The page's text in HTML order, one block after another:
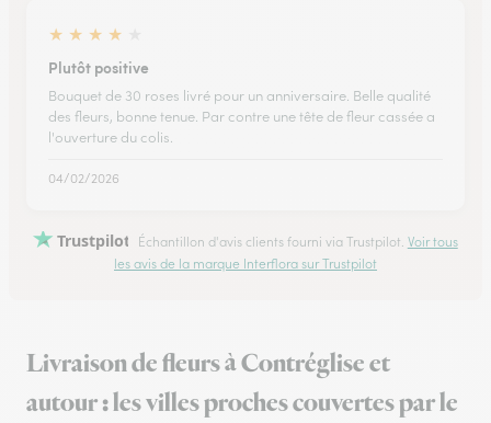
★ ★ ★ ★
Plutôt positive
Bouquet de 30 roses livré pour un anniversaire. Belle qualité
des fleurs, bonne tenue. Par contre une tête de fleur cassée a
l'ouverture du colis.
04/02/2026
Trustpilot Échantillon d'avis clients fourni via Trustpilot. Voir tous
les avis de la marque Interflora sur Trustpilot
Livraison de fleurs à Contréglise et
autour : les villes proches couvertes par le